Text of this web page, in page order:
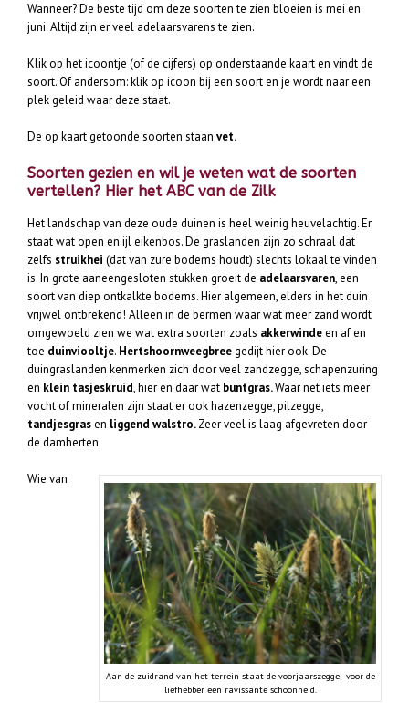
Wanneer? De beste tijd om deze soorten te zien bloeien is mei en
juni. Altijd zijn er veel adelaarsvarens te zien.
Klik op het icoontje (of de cijfers) op onderstaande kaart en vindt de
soort. Of andersom: klik op icoon bij een soort en je wordt naar een
plek geleid waar deze staat.
De op kaart getoonde soorten staan vet.
Soorten gezien en wil je weten wat de soorten
vertellen? Hier het ABC van de Zilk
Het landschap van deze oude duinen is heel weinig heuvelachtig. Er
staat wat open en ijl eikenbos. De graslanden zijn zo schraal dat
zelfs struikhei (dat van zure bodems houdt) slechts lokaal te vinden
is. In grote aaneengesloten stukken groeit de adelaarsvaren, een
soort van diep ontkalkte bodems. Hier algemeen, elders in het duin
vrijwel ontbrekend! Alleen in de bermen waar wat meer zand wordt
omgewoeld zien we wat extra soorten zoals akkerwindeen af en
toe duinviooltje. Hertshoornweegbreegedijt hier ook. De
duingraslanden kenmerken zich door veel zandzegge, schapenzuring
en klein tasjeskruid, hier en daar wat buntgras.Waar net iets meer
vocht of mineralen zijn staat er ook hazenzegge, pilzegge,
tandjesgrasen liggend walstro.Zeer veel is laag afgevreten door
de damherten.
Aan de zuidrand van het terrein staat de voorjaarszegge, voor de
liefhebber een ravissante schoonheid.
Wie van